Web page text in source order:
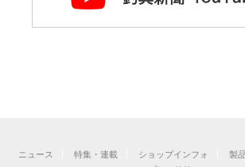
ニュース 特集・連載 ショップインフォ 製